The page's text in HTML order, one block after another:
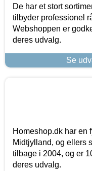
De har et stort
tilbyder professionel
Webshoppen er
deres udvalg.
Se
Homeshop.dk har en
Midtjylland, og ellers
tilbage i 2004, og er
deres udvalg.